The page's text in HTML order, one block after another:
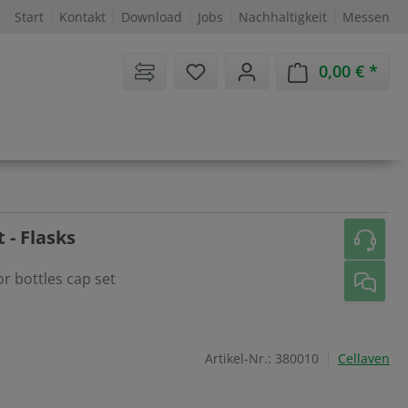
Start Kontakt Download Jobs Nachhaltigkeit Messen
Sie haben 0 Artikel auf dem
0,00 €
- Flasks
bottles cap set
Artikel-Nr.: 380010 Cellaven